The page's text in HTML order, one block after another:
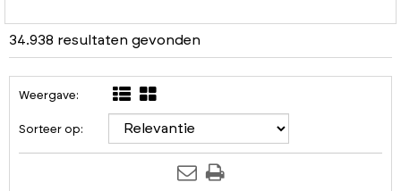
34.938 resultaten gevonden
Weergave:
Sorteer op: